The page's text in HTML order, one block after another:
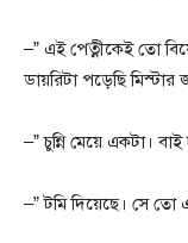
–” এই পেত্নীকেই তো
ডায়রিটা পড়েছি মিস্টার
–” চুন্নি মেয়ে একটা।
–” টমি দিয়েছে। সে